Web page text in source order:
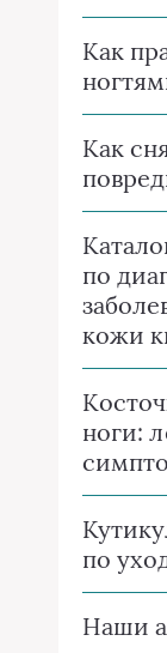
Как
Как
по
кожи
ноги:
по
Наши